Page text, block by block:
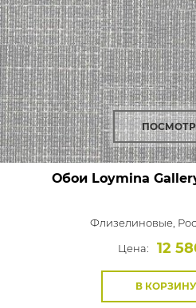
Обои Loymina
Флизелиновые,
Цена:
12
В КОРЗИНУ